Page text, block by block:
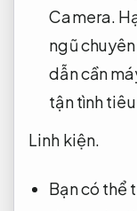
Camera.
ngũ
dẫn cần
tận tình
Linh kiện.
Bạn có thể